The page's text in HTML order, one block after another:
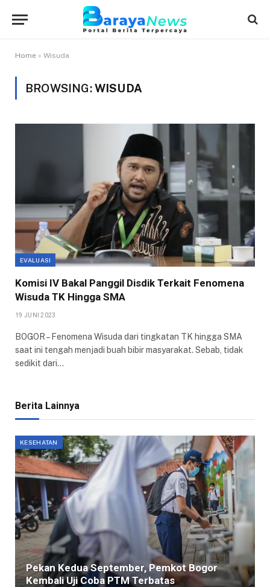
Home » Wisuda
BROWSING:WISUDA
EVALUASI
Komisi IV Bakal Panggil Disdik Terkait Fenomena
Wisuda TK Hingga SMA
19 JUNI 2023
BOGOR – Fenomena Wisuda dari tingkatan TK hingga SMA
saat ini tengah menjadi buah bibir masyarakat. Sebab, tidak
sedikit dari…
Berita Lainnya
KESEHATAN
Pekan Kedua September, Pemkot Bogor
Kembali Uji Coba PTM Terbatas